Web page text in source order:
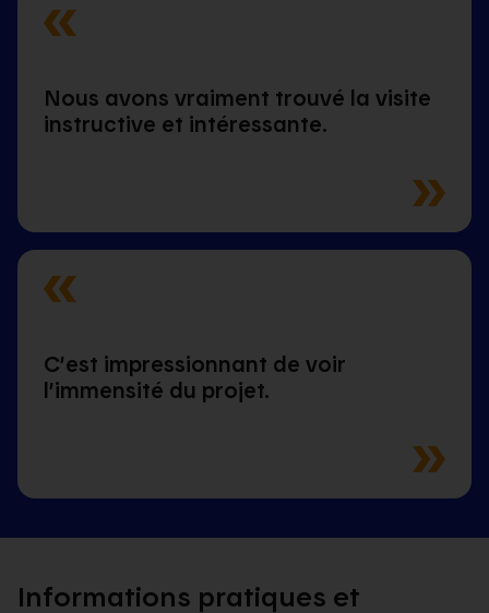
Nous avons vraiment trouvé la visite
instructive et intéressante.
C’est impressionnant de voir
l’immensité du projet.
Informations pratiques et